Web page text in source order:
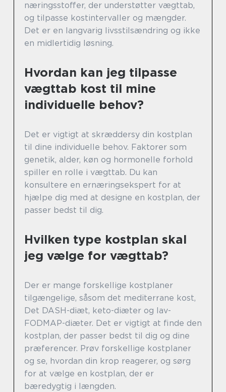
næringsstoffer, der understøtter vægttab,
og tilpasse kostintervaller og mængder.
Det er en langvarig livsstilsændring og ikke
en midlertidig løsning.
Hvordan kan jeg tilpasse
vægttab kost til mine
individuelle behov?
Det er vigtigt at skræddersy din kostplan
til dine individuelle behov. Faktorer som
genetik, alder, køn og hormonelle forhold
spiller en rolle i vægttab. Du kan
konsultere en ernæringsekspert for at
hjælpe dig med at designe en kostplan, der
passer bedst til dig.
Hvilken type kostplan skal
jeg vælge for vægttab?
Der er mange forskellige kostplaner
tilgængelige, såsom det mediterrane kost,
Det DASH-diæt, keto-diæter og lav-
FODMAP-diæter. Det er vigtigt at finde den
kostplan, der passer bedst til dig og dine
præferencer. Prøv forskellige kostplaner
og se, hvordan din krop reagerer, og sørg
for at vælge en kostplan, der er
bæredygtig i længden.